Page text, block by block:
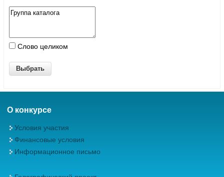
Слово целиком
О конкурсе
Условия участия
Финансовые условия
Информационное письмо